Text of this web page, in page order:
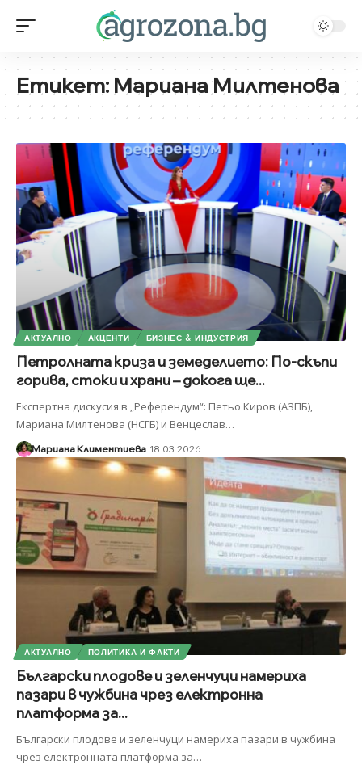
Етикет:Мариана Милтенова
АКТУАЛНО АКЦЕНТИ БИЗНЕС & ИНДУСТРИЯ
Петролната криза и земеделието: По-скъпи
горива, стоки и храни – докога ще...
Експертна дискусия в „Референдум“: Петьо Киров (АЗПБ),
Мариана Милтенова (НСГБ) и Венцеслав…
Мариана Климентиева 18.03.2026
АКТУАЛНО ПОЛИТИКА И ФАКТИ
Български плодове и зеленчуци намериха
пазари в чужбина чрез електронна
платформа за...
Български плодове и зеленчуци намериха пазари в чужбина
чрез електронната платформа за…